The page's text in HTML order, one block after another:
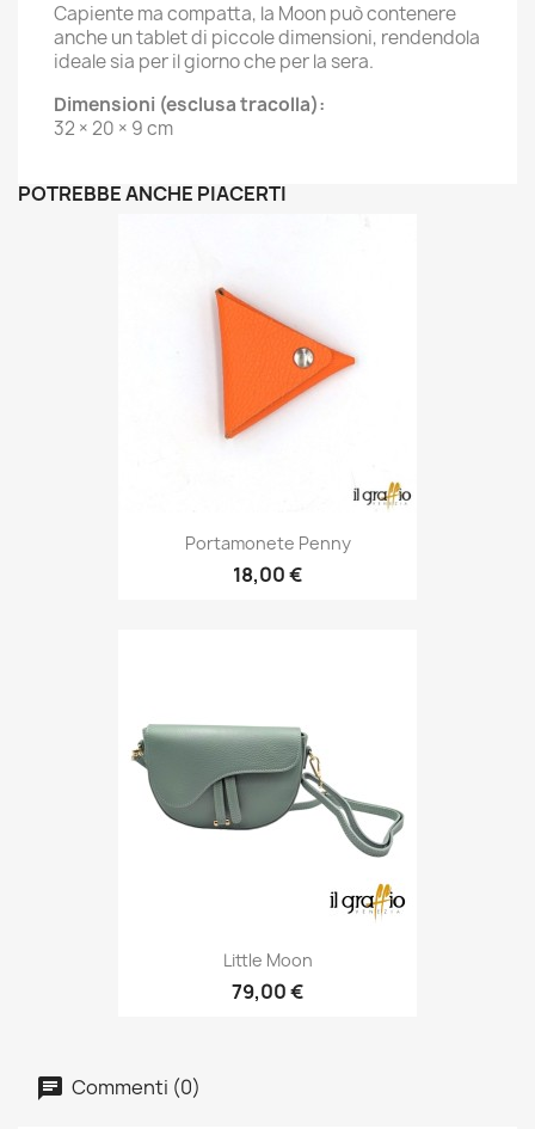
Capiente ma compatta, la Moon può contenere
anche un tablet di piccole dimensioni, rendendola
ideale sia per il giorno che per la sera.
Dimensioni (esclusa tracolla):
32 × 20 × 9 cm
POTREBBE ANCHE PIACERTI
Portamonete Penny
18,00 €
Little Moon
79,00 €
Commenti (0)